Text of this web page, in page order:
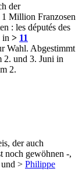
der
1 Million Franzosen
: les députés des
in > 11
Wahl. Abgestimmt
2. und 3. Juni in
2.
der auch
noch gewöhnen -,
> Philippe